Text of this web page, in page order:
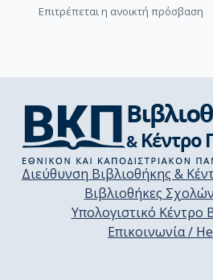
Επιτρέπεται η ανοικτή πρόσβαση
Διεύθυνση Βιβλιοθήκης &
Βιβλιοθήκες
Υπολογιστικό Κέντρο
Επικοινωνία /